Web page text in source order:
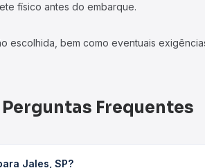
físico antes do embarque.
escolhida, bem como eventuais
Perguntas Frequentes
Jales, SP?